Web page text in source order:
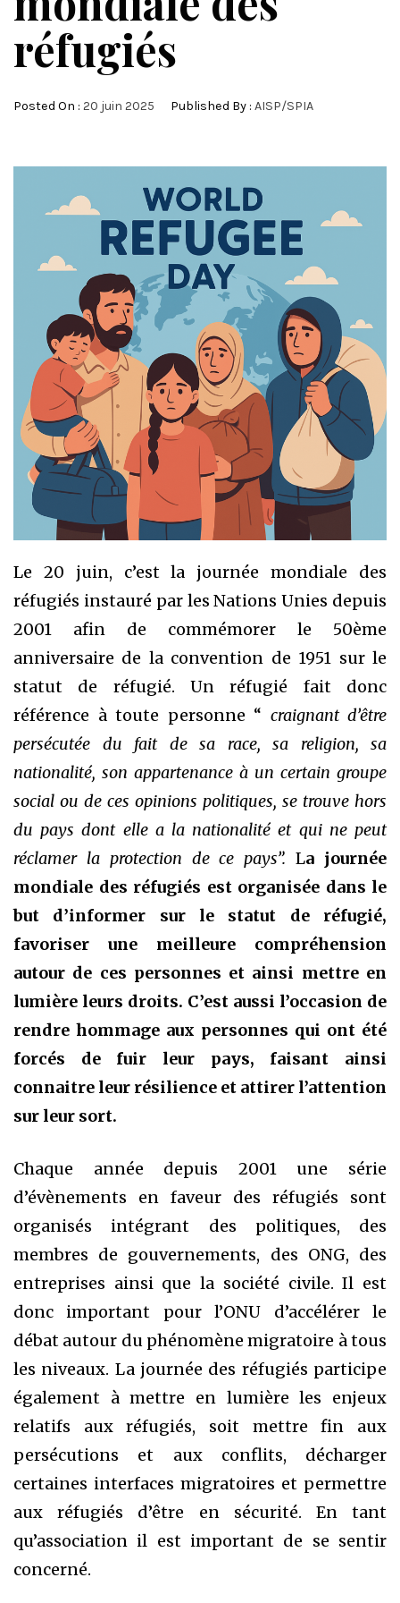
réfugiés
Posted On : 20 juin 2025 Published By : AISP/SPIA
Le 20 juin, c’est la journée mondiale des
réfugiés instauré par les Nations Unies depuis
2001 afin de commémorer le 50ème
anniversaire de la convention de 1951 sur le
statut de réfugié. Un réfugié fait donc
référence à toute personne “ craignant d’être
persécutée du fait de sa race, sa religion, sa
nationalité, son appartenance à un certain groupe
social ou de ces opinions politiques, se trouve hors
du pays dont elle a la nationalité et qui ne peut
réclamer la protection de ce pays”.La journée
mondiale des réfugiés est organisée dans le
but d’informer sur le statut de réfugié,
favoriser une meilleure compréhension
autour de ces personnes et ainsi mettre en
lumière leurs droits. C’est aussi l’occasion de
rendre hommage aux personnes qui ont été
forcés de fuir leur pays, faisant ainsi
connaitre leur résilience et attirer l’attention
sur leur sort.
Chaque année depuis 2001 une série
d’évènements en faveur des réfugiés sont
organisés intégrant des politiques, des
membres de gouvernements, des ONG, des
entreprises ainsi que la société civile. Il est
donc important pour l’ONU d’accélérer le
débat autour du phénomène migratoire à tous
les niveaux. La journée des réfugiés participe
également à mettre en lumière les enjeux
relatifs aux réfugiés, soit mettre fin aux
persécutions et aux conflits, décharger
certaines interfaces migratoires et permettre
aux réfugiés d’être en sécurité. En tant
qu’association il est important de se sentir
concerné.